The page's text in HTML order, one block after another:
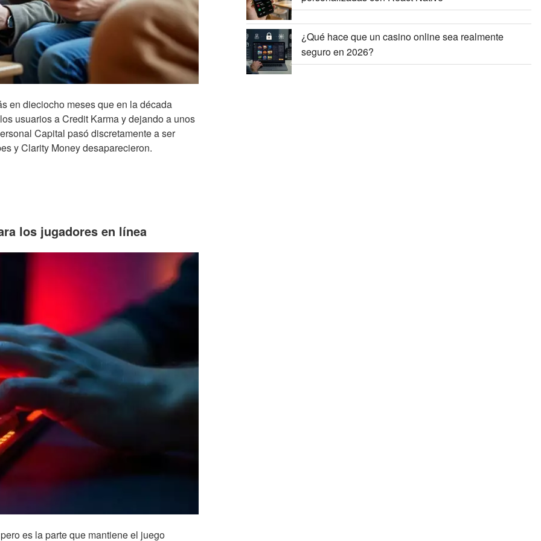
en dieciocho meses que en la década
usuarios a Credit Karma y dejando a unos
Capital pasó discretamente a ser
y Clarity Money desaparecieron.
los jugadores en línea
es la parte que mantiene el juego
¿Qué hace que un casino online sea realmente
seguro en 2026?